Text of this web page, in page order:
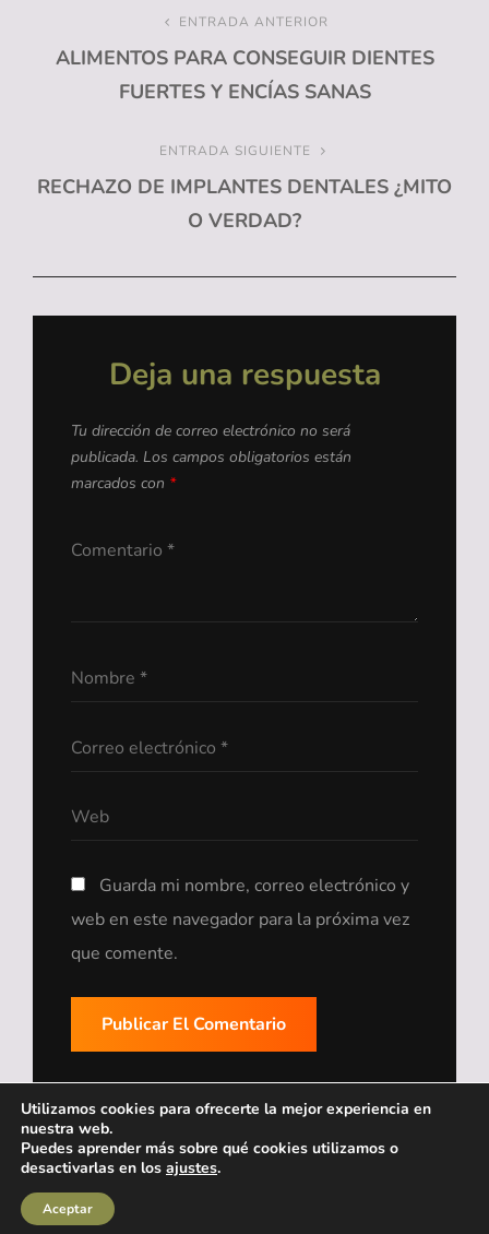
Navegación
entradas
Entrada
anterior
ENTRADA ANTERIOR
ALIMENTOS PARA CONSEGUIR DIENTES
FUERTES Y ENCÍAS SANAS
Entrada
siguiente
ENTRADA SIGUIENTE
RECHAZO DE IMPLANTES DENTALES ¿MITO
O VERDAD?
Deja una respuesta
Tu dirección de correo electrónico no será
publicada. Los campos obligatorios están
marcados con *
Guarda mi nombre, correo electrónico y
web en este navegador para la próxima vez
que comente.
Copyright © 2026
Utilizamos cookies para ofrecerte la mejor experiencia en
nuestra web.
Puedes aprender más sobre qué cookies utilizamos o
desactivarlas en los ajustes.
Aceptar